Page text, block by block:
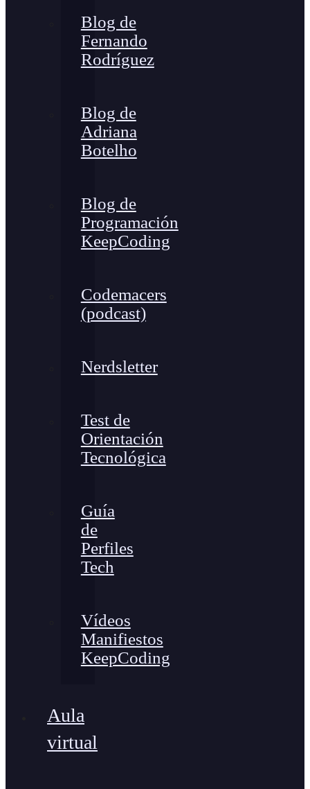
Blog de
Fernando
Rodríguez
Blog de
Adriana
Botelho
Blog de
Programación
KeepCoding
Codemacers
(podcast)
Nerdsletter
Test de
Orientación
Tecnológica
Guía
de
Perfiles
Tech
Vídeos
Manifiestos
KeepCoding
Aula
virtual